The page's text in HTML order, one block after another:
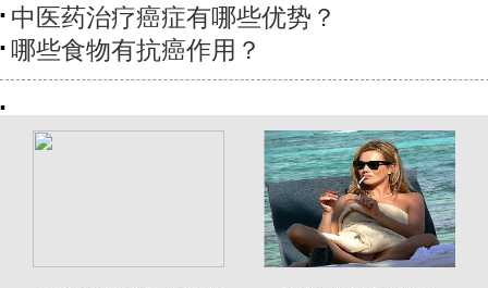
中医药治疗癌症有哪些优势？
哪些食物有抗癌作用？